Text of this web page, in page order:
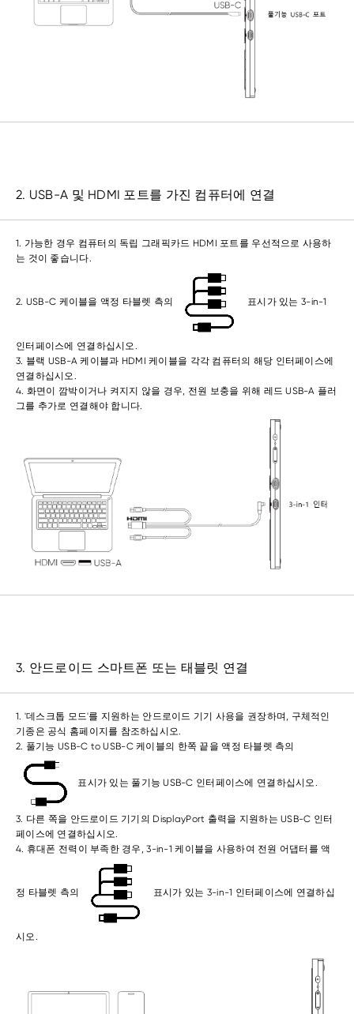
2. USB-A 및 HDMI 포트를 가진 컴퓨터에 연결
1. 가능한 경우 컴퓨터의 독립 그래픽카드 HDMI 포트를 우선적으로 사용하
는 것이 좋습니다.
2. USB-C 케이블을 액정 타블렛 측의 표시가 있는 3-in-1
인터페이스에 연결하십시오.
3. 블랙 USB-A 케이블과 HDMI 케이블을 각각 컴퓨터의 해당 인터페이스에
연결하십시오.
4. 화면이 깜박이거나 켜지지 않을 경우, 전원 보충을 위해 레드 USB-A 플러
그를 추가로 연결해야 합니다.
3. 안드로이드 스마트폰 또는 태블릿 연결
1. '데스크톱 모드'를 지원하는 안드로이드 기기 사용을 권장하며, 구체적인
기종은 공식 홈페이지를 참조하십시오.
2. 풀기능 USB-C to USB-C 케이블의 한쪽 끝을 액정 타블렛 측의
표시가 있는 풀기능 USB-C 인터페이스에 연결하십시오.
3. 다른 쪽을 안드로이드 기기의 DisplayPort 출력을 지원하는 USB-C 인터
페이스에 연결하십시오.
4. 휴대폰 전력이 부족한 경우, 3-in-1 케이블을 사용하여 전원 어댑터를 액
정 타블렛 측의 표시가 있는 3-in-1 인터페이스에 연결하십
시오.